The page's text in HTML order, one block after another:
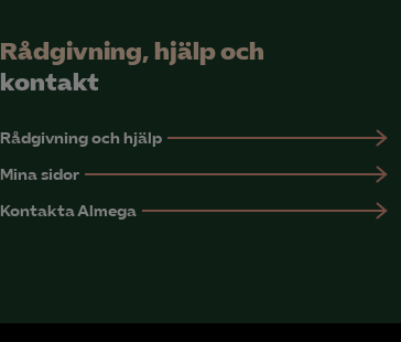
Rådgivning, hjälp och
kontakt
Rådgivning och hjälp
Mina sidor
Kontakta Almega